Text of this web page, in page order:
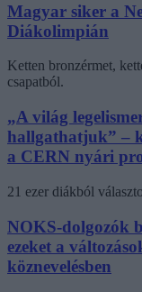
Magyar siker a
Diákolimpián
Ketten bronzérmet,
csapatból.
„A világ
hallgathatjuk” –
a CERN nyári
21 ezer diákból
NOKS-dolgozók
ezeket a
köznevelésben